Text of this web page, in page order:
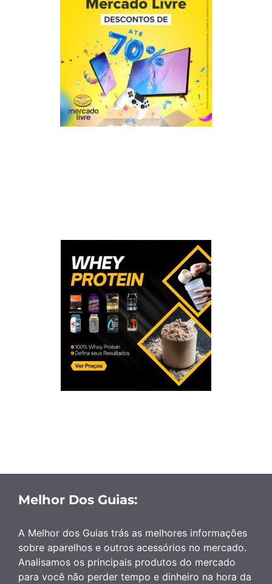
Melhor Dos Guias:
A Melhor dos Guias trás as melhores informações
sobre aparelhos e outros acessórios no mercado.
Analisamos os principais produtos do mercado
para você não perder tempo e dinheiro na hora da